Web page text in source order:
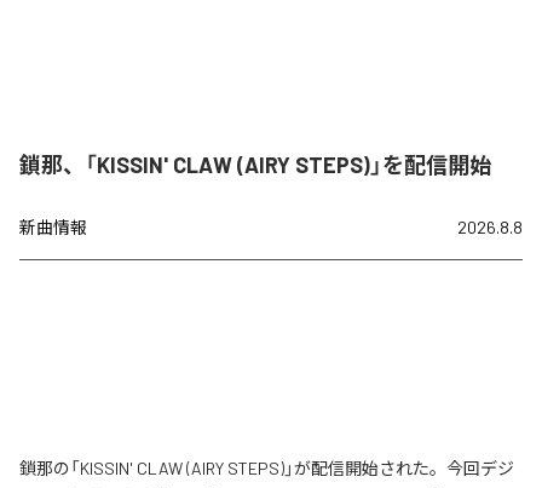
鎖那、「KISSIN' CLAW (AIRY STEPS)」を配信開始
新曲情報 2026.8.8
鎖那の「KISSIN' CLAW (AIRY STEPS)」が配信開始された。今回デジ